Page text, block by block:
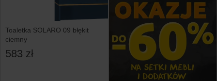
Toaletka SOLARO 09 błękit
ciemny
583 zł